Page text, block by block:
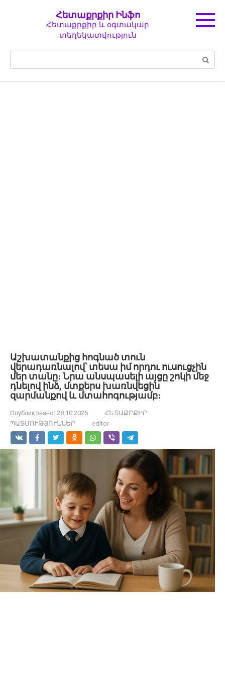
Հետաքրքիր Ինֆո
Հետաքրքիր և օգտակար
տեղեկատվություն
Աշխատանքից հոգնած տուն
վերադառնալով՝ տեսա իմ որդու ուսուցչին
մեր տանը։ Նրա անսպասելի այցը շոկի մեջ
դնելով ինձ, մտքերս խառնվեցին
զարմանքով և մտահոգությամբ։
Опубликовано: 28.10.2025
ՀԵՏԱՔՐՔԻՐ
ՊԱՏՄՈՒԹՅՈՒՆՆԵՐ
editor